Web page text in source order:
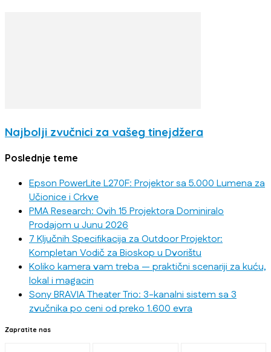
Najbolji zvučnici za vašeg tinejdžera
Poslednje teme
Epson PowerLite L270F: Projektor sa 5.000 Lumena za
Učionice i Crkve
PMA Research: Ovih 15 Projektora Dominiralo
Prodajom u Junu 2026
7 Ključnih Specifikacija za Outdoor Projektor:
Kompletan Vodič za Bioskop u Dvorištu
Koliko kamera vam treba — praktični scenariji za kuću,
lokal i magacin
Sony BRAVIA Theater Trio: 3-kanalni sistem sa 3
zvučnika po ceni od preko 1.600 evra
Zapratite nas